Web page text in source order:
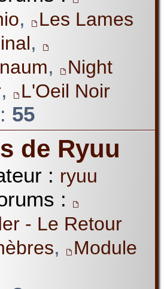
,
Les Lames
,
,
Night
, L'Oeil Noir
55
de Ryuu
: ryuu
:
- Le Retour
,
Module